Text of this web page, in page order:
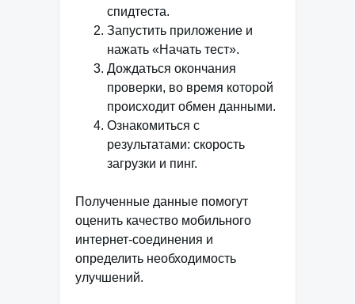
спидтеста.
Запустить приложение и
нажать «Начать тест».
Дождаться окончания
проверки, во время которой
происходит обмен данными.
Ознакомиться с
результатами: скорость
загрузки и пинг.
Полученные данные помогут
оценить качество мобильного
интернет-соединения и
определить необходимость
улучшений.